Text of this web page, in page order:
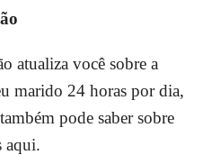
atualiza você sobre a
marido 24 horas por dia,
pode saber sobre
aqui.